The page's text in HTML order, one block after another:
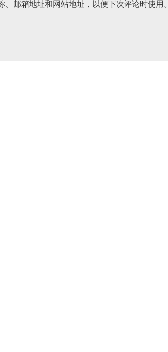
邮箱地址和网站地址，以便下次评论时使用。